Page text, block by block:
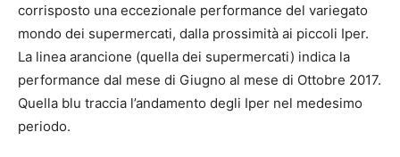
corrisposto una eccezionale performance del variegato
mondo dei supermercati, dalla prossimità ai piccoli Iper.
La linea arancione (quella dei supermercati) indica la
performance dal mese di Giugno al mese di Ottobre 2017.
Quella blu traccia l’andamento degli Iper nel medesimo
periodo.